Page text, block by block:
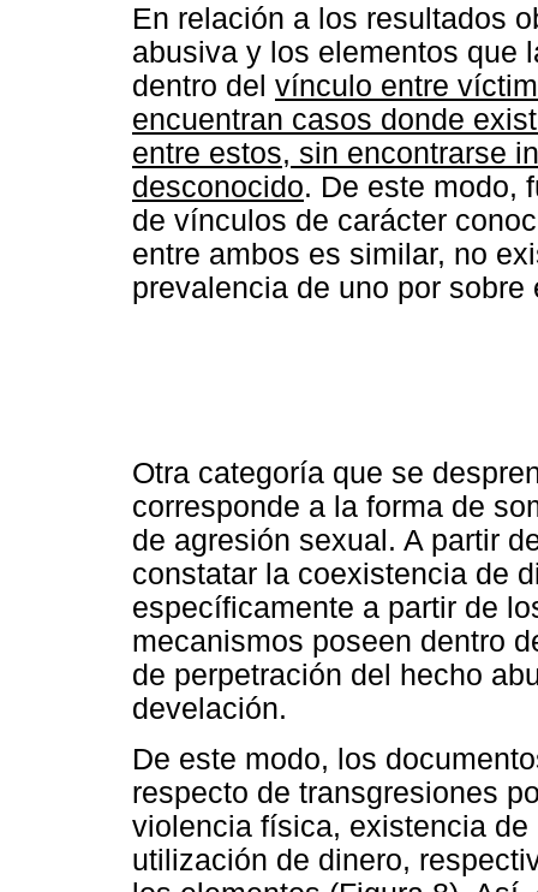
En relación a los resultados
abusiva y los elementos que
dentro del vínculo entre
encuentran casos donde
entre estos, sin encontrarse
desconocido. De este modo,
de vínculos de carácter
entre ambos es similar, no
prevalencia de uno por sobre
Otra categoría que se
corresponde a la forma de
de agresión sexual. A partir
constatar la coexistencia de
específicamente a partir de
mecanismos poseen dentro
de perpetración del hecho
develación.
De este modo, los
respecto de transgresiones
violencia física, existencia
utilización de dinero,